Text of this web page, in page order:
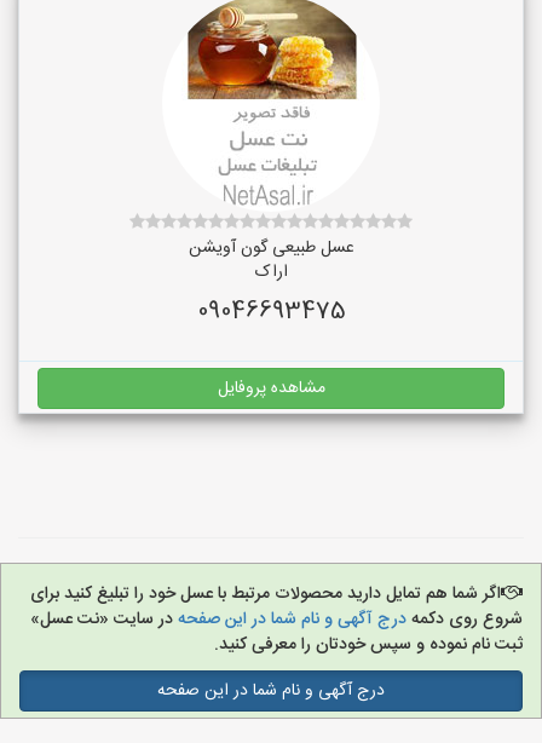
عسل طبیعی گون آویشن
اراک
09046693475
مشاهده پروفایل
اگر شما هم تمایل دارید محصولات مرتبط با عسل خود را تبلیغ کنید برای
شروع روی دکمهدرج آگهی و نام شما در این صفحهدر سایت «نت عسل»
ثبت نام نموده و سپس خودتان را معرفی کنید.
درج آگهی و نام شما در این صفحه